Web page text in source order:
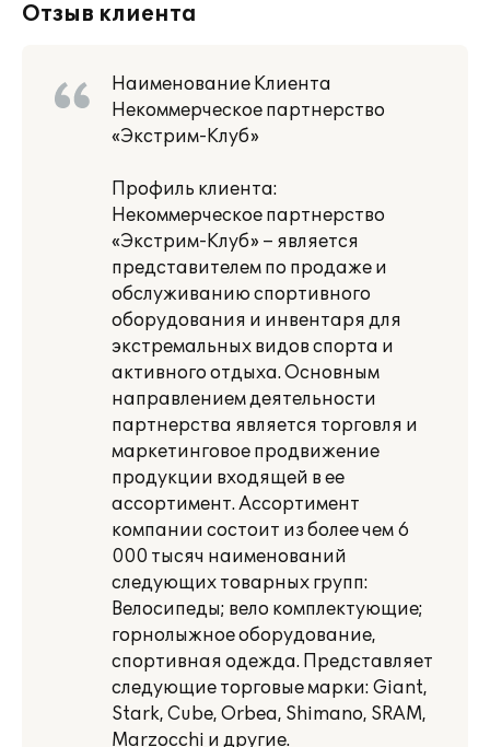
Отзыв клиента
Наименование Клиента
Некоммерческое партнерство
«Экстрим-Клуб»
Профиль клиента:
Некоммерческое партнерство
«Экстрим-Клуб» – является
представителем по продаже и
обслуживанию спортивного
оборудования и инвентаря для
экстремальных видов спорта и
активного отдыха. Основным
направлением деятельности
партнерства является торговля и
маркетинговое продвижение
продукции входящей в ее
ассортимент. Ассортимент
компании состоит из более чем 6
000 тысяч наименований
следующих товарных групп:
Велосипеды; вело комплектующие;
горнолыжное оборудование,
спортивная одежда. Представляет
следующие торговые марки: Giant,
Stark, Cube, Orbea, Shimano, SRAM,
Marzocchi и другие.